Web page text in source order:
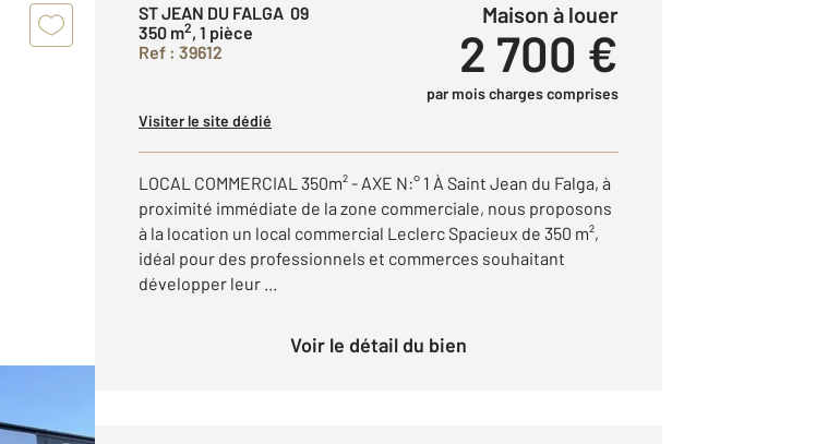
ST JEAN DU FALGA 09
350 m2, 1 pièce
Ref : 39612
Maison à louer
2 700 €
par mois charges comprises
Visiter le site dédié
LOCAL COMMERCIAL 350m² - AXE N:° 1 À Saint Jean du Falga, à
proximité immédiate de la zone commerciale, nous proposons
à la location un local commercial Leclerc Spacieux de 350 m²,
idéal pour des professionnels et commerces souhaitant
développer leur ...
Voir le détail du bien